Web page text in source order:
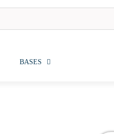
BASES